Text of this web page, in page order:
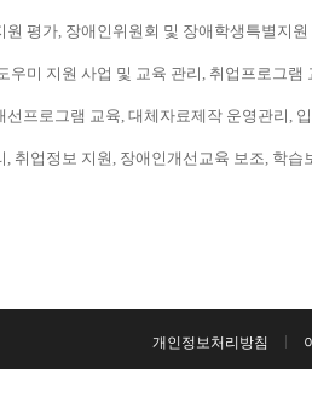
평가, 장애인위원회 및 장애학생특별지
우미 지원 사업 및 교육 관리, 취업프로그
프로그램 교육, 대체자료제작 운영관리,
취업정보 지원, 장애인개선교육 보조, 학
개인정보처리방침